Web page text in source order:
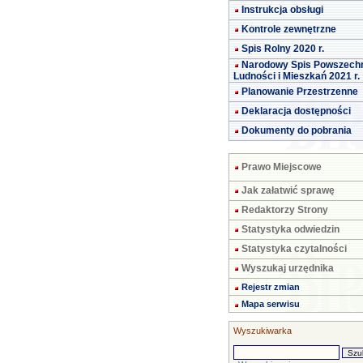
Instrukcja obsługi
Kontrole zewnętrzne
Spis Rolny 2020 r.
Narodowy Spis
Ludności i Mieszkań 2021 r.
Planowanie Przestrzenne
Deklaracja dostępności
Dokumenty do pobrania
Prawo Miejscowe
Jak załatwić sprawę
Redaktorzy Strony
Statystyka odwiedzin
Statystyka czytalności
Wyszukaj urzędnika
Rejestr zmian
Mapa serwisu
Wyszukiwarka